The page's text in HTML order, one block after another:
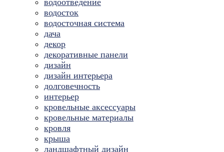
водоотведение
водосток
водосточная система
дача
декор
декоративные панели
дизайн
дизайн интерьера
долговечность
интерьер
кровельные аксессуары
кровельные материалы
кровля
крыша
ландшафтный дизайн